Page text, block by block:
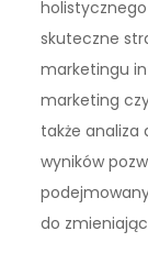
skuteczne
marketingu
marketing
także
wyników
do